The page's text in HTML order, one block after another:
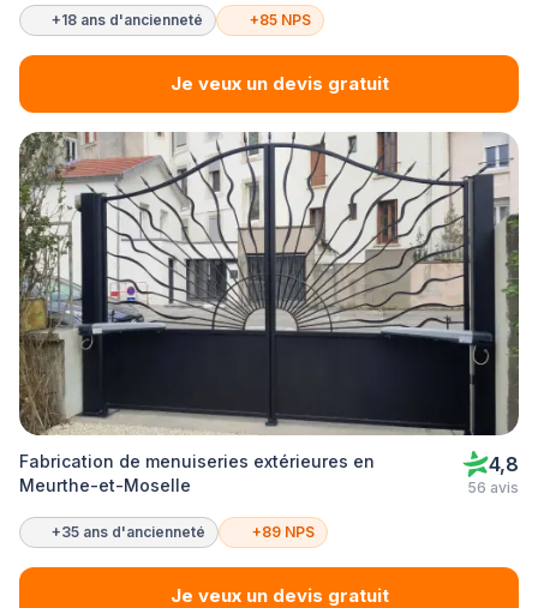
+18 ans d'ancienneté +85 NPS
Je veux un devis gratuit
Fabrication de menuiseries extérieures en
Meurthe-et-Moselle
4,8
56 avis
+35 ans d'ancienneté +89 NPS
Je veux un devis gratuit